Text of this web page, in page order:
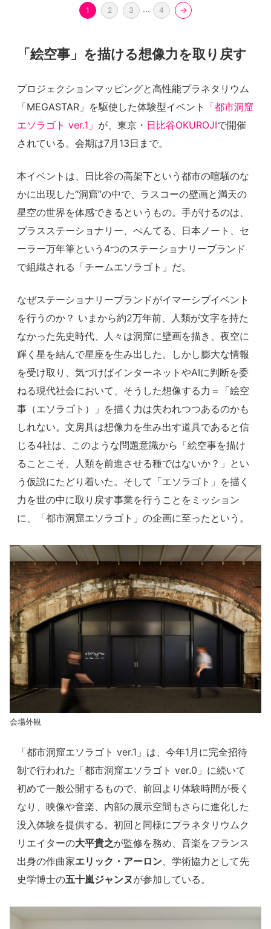
1 2 3 ... 4
「絵空事」を描ける想像力を取り戻す
プロジェクションマッピングと高性能プラネタリウム
「MEGASTAR」を駆使した体験型イベント
「都市洞窟
エソラゴト ver.1」 が、東京・ 日比谷OKUROJIで開催
されている。会期は7月13日まで。
本イベントは、日比谷の高架下という都市の喧騒のな
かに出現した“洞窟”の中で、ラスコーの壁画と満天の
星空の世界を体感できるというもの。手がけるのは、
プラスステーショナリー、ぺんてる、日本ノート、セ
ーラー万年筆という4つのステーショナリーブランド
で組織される「チームエソラゴト」だ。
なぜステーショナリーブランドがイマーシブイベント
を行うのか？ いまから約2万年前、人類が文字を持た
なかった先史時代、人々は洞窟に壁画を描き、夜空に
輝く星を結んで星座を生み出した。しかし膨大な情報
を受け取り、気づけばインターネットやAIに判断を委
ねる現代社会において、そうした想像する力＝「絵空
事（エソラゴト）」を描く力は失われつつあるのかも
しれない。文房具は想像力を生み出す道具であると信
じる4社は、このような問題意識から「絵空事を描け
ることこそ、人類を前進させる種ではないか？」とい
う仮説にたどり着いた。そして「エソラゴト」を描く
力を世の中に取り戻す事業を行うことをミッション
に、「都市洞窟エソラゴト」の企画に至ったという。
会場外観
「都市洞窟エソラゴト ver.1」は、今年1月に完全招待
制で行われた「都市洞窟エソラゴト ver.0」に続いて
初めて一般公開するもので、前回より体験時間が長く
なり、映像や音楽、内部の展示空間もさらに進化した
没入体験を提供する。初回と同様にプラネタリウムク
リエイターの大平貴之が監修を務め、音楽をフランス
出身の作曲家エリック・アーロン 、学術協力として先
史学博士の五十嵐ジャンヌが参加している。